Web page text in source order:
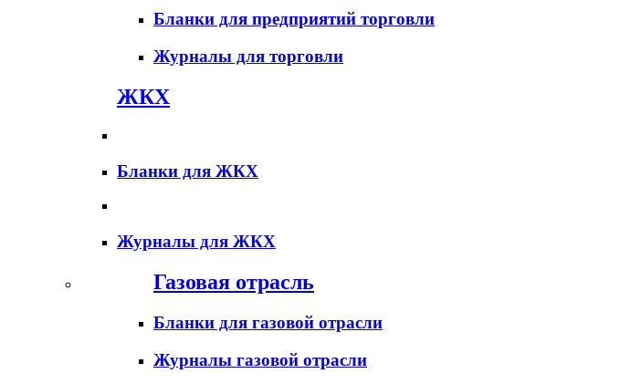
Бланки для предприятий торговли
Журналы для торговли
ЖКХ
Бланки для ЖКХ
Журналы для ЖКХ
Газовая отрасль
Бланки для газовой отрасли
Журналы газовой отрасли